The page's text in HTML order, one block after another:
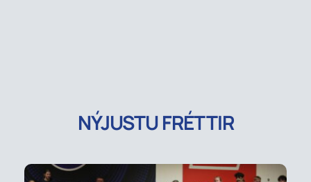
NÝJUSTU FRÉTTIR